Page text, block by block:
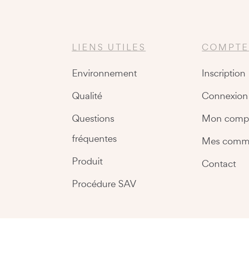
LIENS UTILES
Environnement
Qualité
Questions
fréquentes
Produit
Procédure SAV
COMPTE
Inscription
Connexion
Mon
Mes
Contact